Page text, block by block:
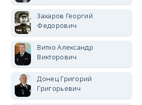
Захаров Георгий
Федорович
Витко Александр
Викторович
Донец Григорий
Григорьевич